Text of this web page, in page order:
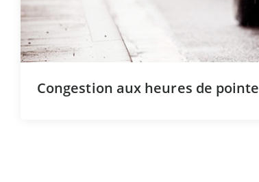
Congestion aux heures de pointe